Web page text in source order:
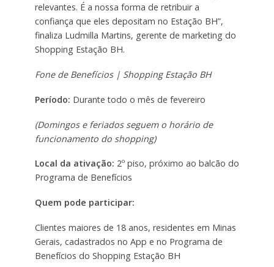
relevantes. É a nossa forma de retribuir a
confiança que eles depositam no Estação BH”,
finaliza Ludmilla Martins, gerente de marketing do
Shopping Estação BH.
Fone de Benefícios | Shopping Estação BH
Período: Durante todo o mês de fevereiro
(Domingos e feriados seguem o horário de
funcionamento do shopping)
Local da ativação: 2º piso, próximo ao balcão do
Programa de Benefícios
Quem pode participar:
Clientes maiores de 18 anos, residentes em Minas
Gerais, cadastrados no App e no Programa de
Benefícios do Shopping Estação BH